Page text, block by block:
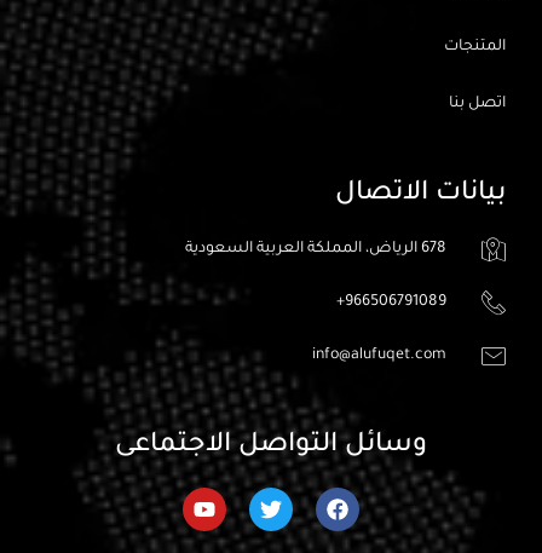
المتنجات
اتصل بنا
بيانات الاتصال
678 الرياض، المملكة العربية السعودية
966506791089+
info@alufuqet.com
وسائل التواصل الاجتماعى